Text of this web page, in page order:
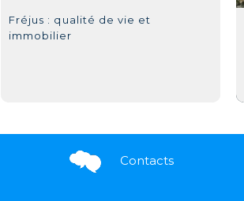
Fréjus : qualité de vie et
immobilier
Contacts